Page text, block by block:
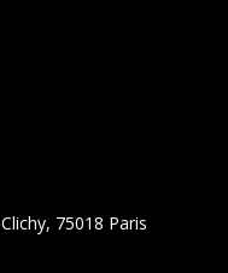
75018 Paris